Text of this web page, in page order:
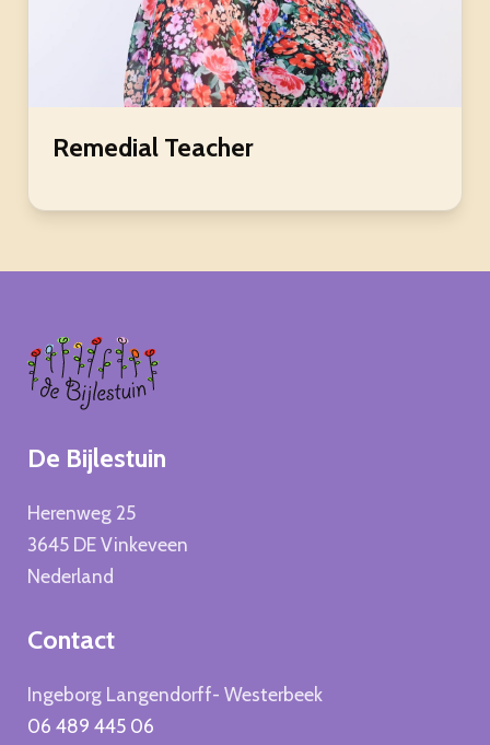
Remedial Teacher
De Bijlestuin
Herenweg 25
3645 DE Vinkeveen
Nederland
Contact
Ingeborg Langendorff- Westerbeek
06 489 445 06